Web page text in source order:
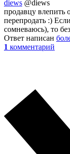
diews @diews
продавцу влепить
перепродать :)
сомневаюсь), то
Ответ написан
1 комментарий